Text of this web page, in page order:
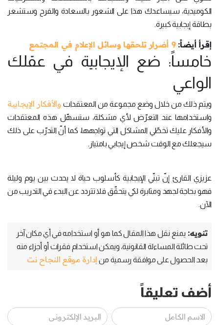
الكوميدية، سيساعدك هذا على الشعور بالسعادة والفرح وستشعر
بطاقة إيجابية كبيرة.
إقرأ أيضاً:9 أضرار تلحقها وسائل الإعلام في المجتمع
خامساً: ضع الإيجابية في عقلك
الواعي
ويتم ذلك من خلال وضع مجموعة من المعتقدات والأفكار الإيجابية
واستخدامها عند التعرّض لأي مشكلة، ستسهّل هذه المعتقدات
والأفكار عليك تخطّي المشاكل التي تواجهها، كما أنّ التدرّب على ذلك
سيجعلك مع الوقت شخص إيجابي بامتياز.
عزيزي القارئ إنّ تبنّي الإيجابية كأسلوب حياة لا يحدث بين يوم وليلة
فهو بحاجة لجهد ومثابرة لكي يتحقّق فلا تتردد عن البدء في التدريب من
الآن.
تنويه: يمنع نقل هذا المقال كما هو أو استخدامه في أي مكان آخر
تحت طائلة المساءلة القانونية، ويمكن استخدام فقرات أو أجزاء منه
بعد الحصول على موافقة رسمية من إدارة موقع النجاح نت
أضف تعليقاً